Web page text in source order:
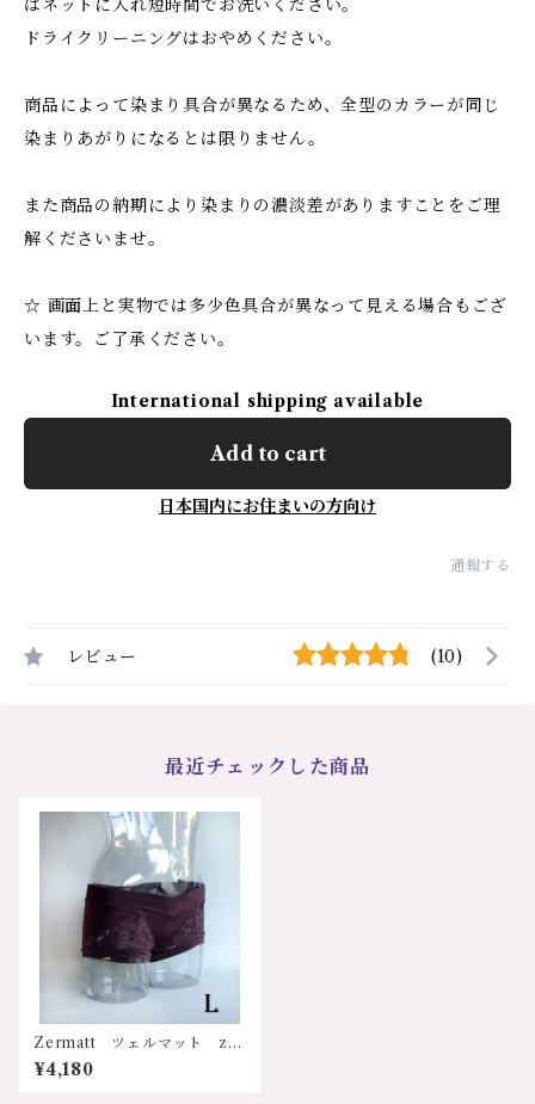
はネットに入れ短時間でお洗いください。
ドライクリーニングはおやめください。
商品によって染まり具合が異なるため、全型のカラーが同じ
染まりあがりになるとは限りません。
また商品の納期により染まりの濃淡差がありますことをご理
解くださいませ。
☆ 画面上と実物では多少色具合が異なって見える場合もござ
います。ご了承ください。
International shipping available
Add to cart
日本国内にお住まいの方向け
通報する
レビュー (10)
最近チェックした商品
Zermatt ツェルマット z2
388l ヒップハング ローラ
イズサポートショーツ Lサイ
¥4,180